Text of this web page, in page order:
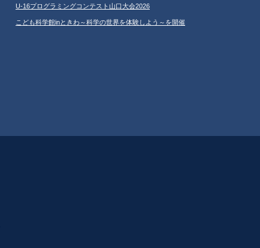
U-16プログラミングコンテスト山口大会2026
こども科学館inときわ～科学の世界を体験しよう～を開催